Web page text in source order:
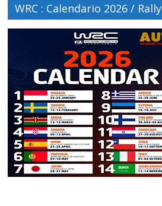
WRC : Calendario 2026 / Rally